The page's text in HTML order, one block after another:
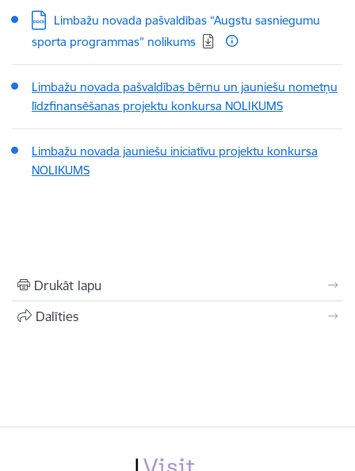
Lejupielādēt:
Limbažu novada pašvaldības “Augstu sasniegumu
sporta programmas” nolikums
Limbažu novada pašvaldības bērnu un jauniešu nometņu
līdzfinansēšanas projektu konkursa NOLIKUMS
Limbažu novada jauniešu iniciatīvu projektu konkursa
NOLIKUMS
Drukāt lapu
Dalīties